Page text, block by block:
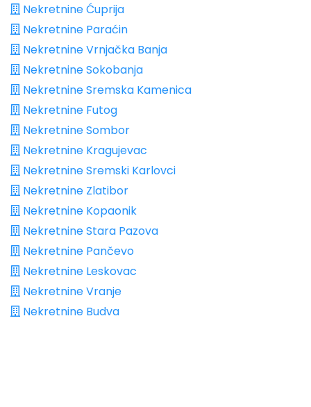
Nekretnine Ćuprija
Nekretnine Paraćin
Nekretnine Vrnjačka Banja
Nekretnine Sokobanja
Nekretnine Sremska Kamenica
Nekretnine Futog
Nekretnine Sombor
Nekretnine Kragujevac
Nekretnine Sremski Karlovci
Nekretnine Zlatibor
Nekretnine Kopaonik
Nekretnine Stara Pazova
Nekretnine Pančevo
Nekretnine Leskovac
Nekretnine Vranje
Nekretnine Budva